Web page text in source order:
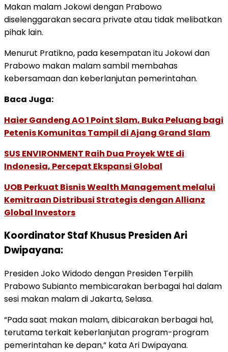
Makan malam Jokowi dengan Prabowo
diselenggarakan secara private atau tidak melibatkan
pihak lain.
Menurut Pratikno, pada kesempatan itu Jokowi dan
Prabowo makan malam sambil membahas
kebersamaan dan keberlanjutan pemerintahan.
Baca Juga:
Haier Gandeng AO 1 Point Slam, Buka Peluang bagi
Petenis Komunitas Tampil di Ajang Grand Slam
SUS ENVIRONMENT Raih Dua Proyek WtE di
Indonesia, Percepat Ekspansi Global
UOB Perkuat Bisnis Wealth Management melalui
Kemitraan Distribusi Strategis dengan Allianz
Global Investors
Koordinator Staf Khusus Presiden Ari
Dwipayana:
Presiden Joko Widodo dengan Presiden Terpilih
Prabowo Subianto membicarakan berbagai hal dalam
sesi makan malam di Jakarta, Selasa.
“Pada saat makan malam, dibicarakan berbagai hal,
terutama terkait keberlanjutan program-program
pemerintahan ke depan,” kata Ari Dwipayana.